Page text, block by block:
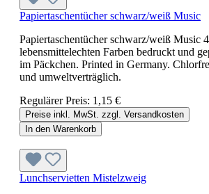
Papiertaschentücher schwarz/weiß Music
Papiertaschentücher schwarz/weiß Music
lebensmittelechten Farben bedruckt und
im Päckchen. Printed in Germany.
und umweltverträglich.
Regulärer Preis: 1,15 €
Preise inkl. MwSt. zzgl. Versandkosten
In den Warenkorb
Lunchservietten Mistelzweig